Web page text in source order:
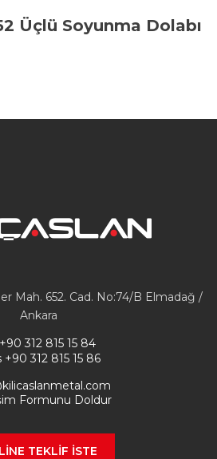
Üçlü Soyunma Dolabı
Mah. 652. Cad. No:74/B Elmadağ /
Ankara
+90 312 815 15 84
+90 312 815 15 86
Formunu Doldur
TEKLIF İSTE